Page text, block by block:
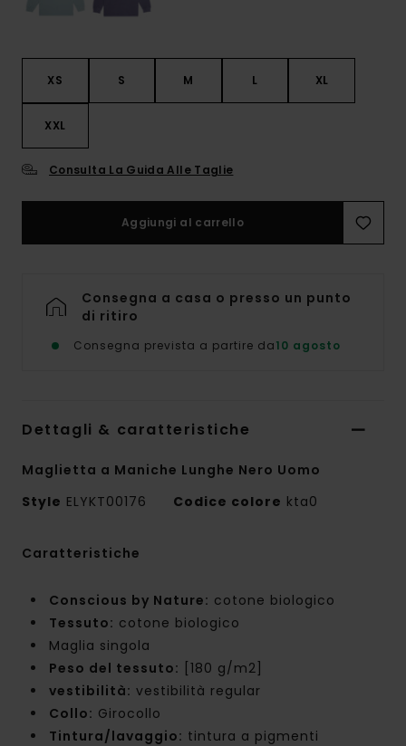
XS S M L XL
XXL
Consulta La Guida Alle Taglie
Aggiungi al carrello
Consegna a casa o presso un punto
di ritiro
Consegna prevista a partire da10 agosto
Dettagli & caratteristiche
Maglietta a Maniche Lunghe Nero Uomo
Style ELYKT00176 Codice colore kta0
Caratteristiche
Conscious by Nature: cotone biologico
Tessuto: cotone biologico
Maglia singola
Peso del tessuto: [180 g/m2]
vestibilità: vestibilità regular
Collo: Girocollo
Tintura/lavaggio: tintura a pigmenti